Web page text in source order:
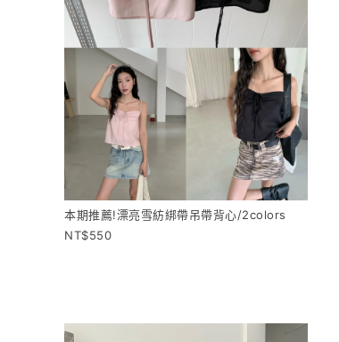
本期推薦!漂亮雪紡綁帶吊帶背心/2colors
550